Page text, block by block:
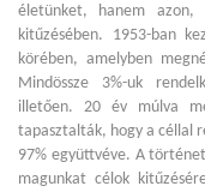
életünket, hanem azon,
kitűzésében. 1953-ban
körében, amelyben
Mindössze 3%-uk
illetően. 20 év múlva
tapasztalták, hogy a céllal
97% együttvéve. A
magunkat célok